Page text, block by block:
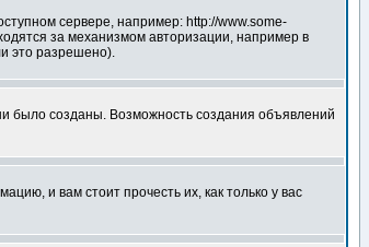
сервере, например: http://www.some-
за механизмом авторизации, например в
это разрешено).
было созданы. Возможность создания объявлений
и вам стоит прочесть их, как только у вас